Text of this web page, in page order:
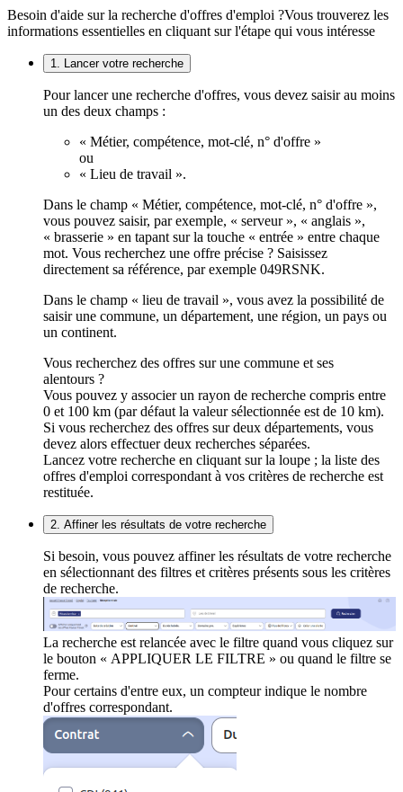
Besoin d'aide sur la recherche d'offres d'emploi ?Vous trouverez les
informations essentielles en cliquant sur l'étape qui vous intéresse
1. Lancer votre recherche
Pour lancer une recherche d'offres, vous devez saisir au moins
un des deux champs :
« Métier, compétence, mot-clé, n° d'offre »
ou
« Lieu de travail ».
Dans le champ « Métier, compétence, mot-clé, n° d'offre »,
vous pouvez saisir, par exemple, « serveur », « anglais »,
« brasserie » en tapant sur la touche « entrée » entre chaque
mot. Vous recherchez une offre précise ? Saisissez
directement sa référence, par exemple 049RSNK.
Dans le champ « lieu de travail », vous avez la possibilité de
saisir une commune, un département, une région, un pays ou
un continent.
Vous recherchez des offres sur une commune et ses
alentours ?
Vous pouvez y associer un rayon de recherche compris entre
0 et 100 km (par défaut la valeur sélectionnée est de 10 km).
Si vous recherchez des offres sur deux départements, vous
devez alors effectuer deux recherches séparées.
Lancez votre recherche en cliquant sur la loupe ; la liste des
offres d'emploi correspondant à vos critères de recherche est
restituée.
2. Affiner les résultats de votre recherche
Si besoin, vous pouvez affiner les résultats de votre recherche
en sélectionnant des filtres et critères présents sous les critères
de recherche.
La recherche est relancée avec le filtre quand vous cliquez sur
le bouton « APPLIQUER LE FILTRE » ou quand le filtre se
ferme.
Pour certains d'entre eux, un compteur indique le nombre
d'offres correspondant.